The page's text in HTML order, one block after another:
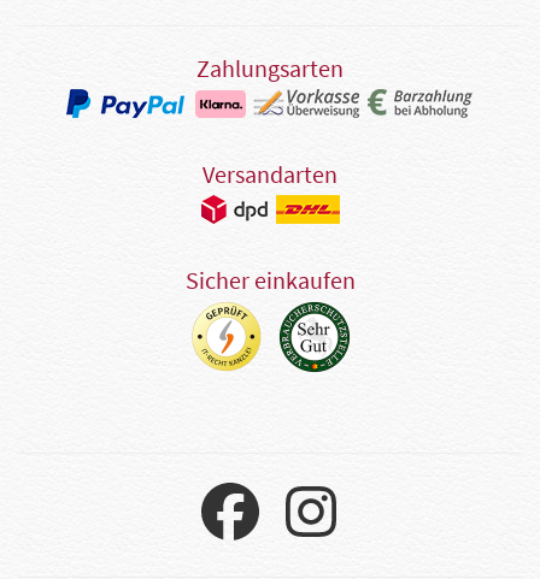
Zahlungsarten
Versandarten
Sicher einkaufen